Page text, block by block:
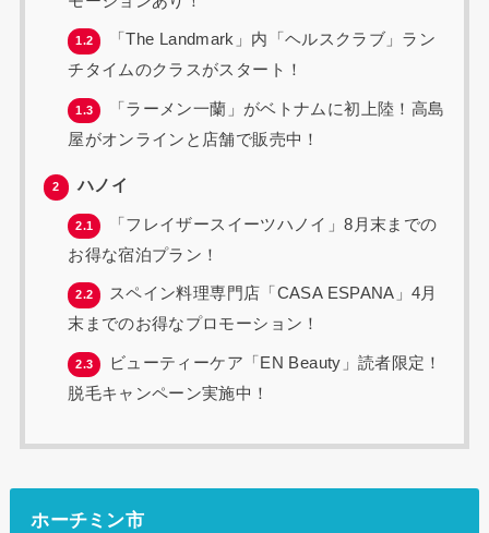
1.2
「The Landmark」内「ヘルスクラブ」ラン
チタイムのクラスがスタート！
1.3
「ラーメン一蘭」がベトナムに初上陸！高島
屋がオンラインと店舗で販売中！
2 ハノイ
2.1
「フレイザースイーツハノイ」8月末までの
お得な宿泊プラン！
2.2
スペイン料理専門店「CASA ESPANA」4月
末までのお得なプロモーション！
2.3
ビューティーケア「EN Beauty」読者限定！
脱毛キャンペーン実施中！
ホーチミン市